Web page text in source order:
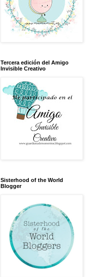
Tercera edición del Amigo
Invisible Creativo
Sisterhood of the World
Blogger